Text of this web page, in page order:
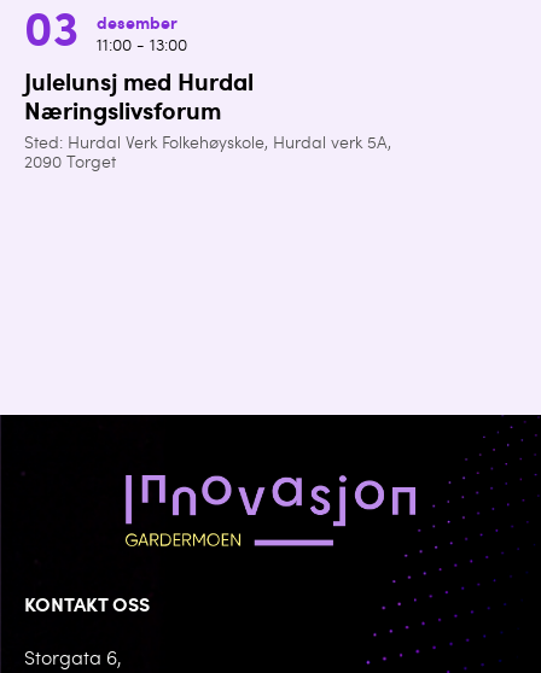
03
desember
11:00 - 13:00
Julelunsj med Hurdal
Næringslivsforum
Sted: Hurdal Verk Folkehøyskole, Hurdal verk 5A,
2090 Torget
KONTAKT OSS
Storgata 6,